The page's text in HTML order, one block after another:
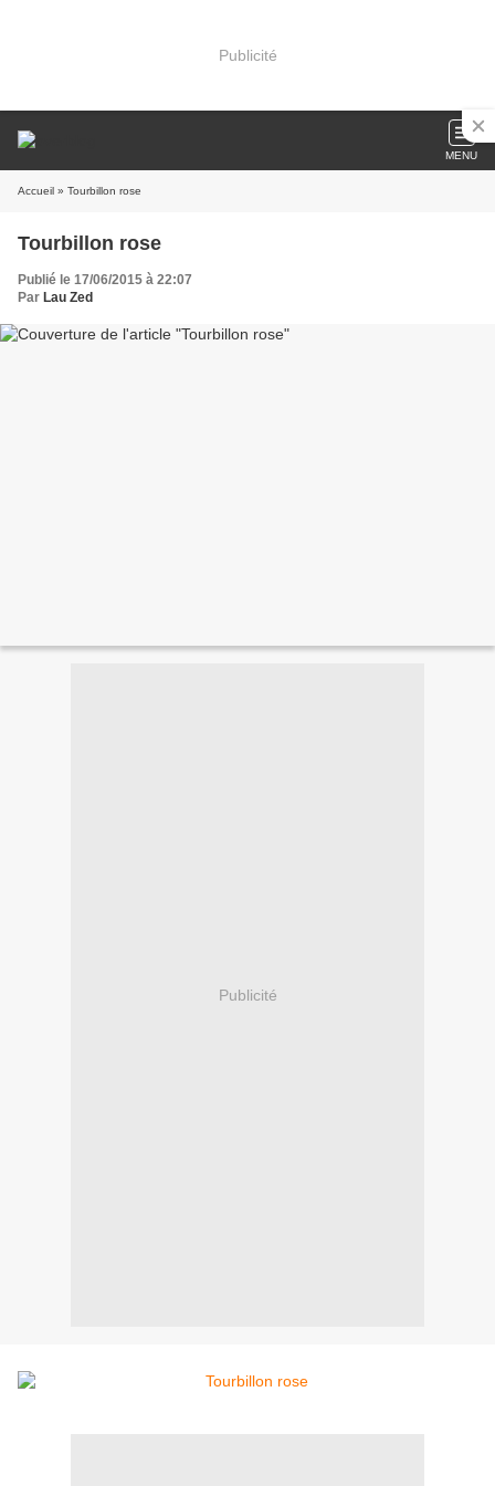
Publicité
MENU
Accueil » Tourbillon rose
Tourbillon rose
Publié le 17/06/2015 à 22:07
Par Lau Zed
Publicité